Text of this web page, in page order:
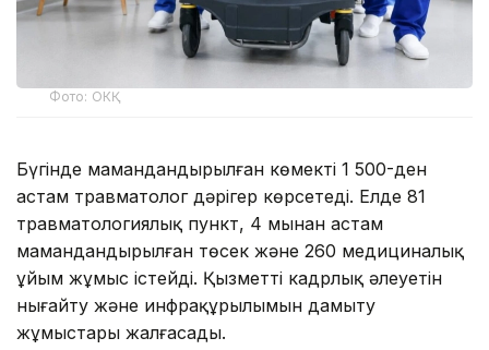
Фото: ОКҚ
Бүгінде мамандандырылған көмекті 1 500-ден
астам травматолог дәрігер көрсетеді. Елде 81
травматологиялық пункт, 4 мыңнан астам
мамандандырылған төсек және 260 медициналық
ұйым жұмыс істейді. Қызметтің кадрлық әлеуетін
нығайту және инфрақұрылымын дамыту
жұмыстары жалғасады.